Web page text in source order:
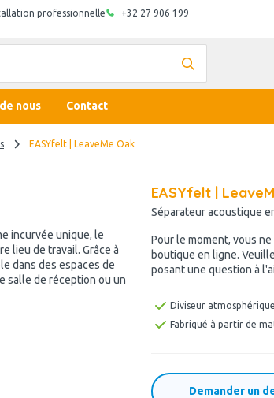
professionnelle
+32 27 906 199
nous Contact
EASYfelt | LeaveMe Oak
EASYfelt |
Séparateur acoustique
Pour le moment, vous
boutique en ligne.
posant une question à
Diviseur atmosphérique
Fabriqué à partir de
Demander un
incurvée unique, le
lieu de travail. Grâce à
dans des espaces de
salle de réception ou un